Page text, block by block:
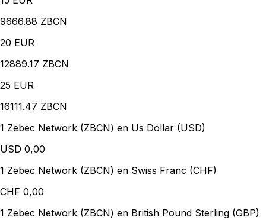
9666.88 ZBCN
20 EUR
12889.17 ZBCN
25 EUR
16111.47 ZBCN
1 Zebec Network (ZBCN) en Us Dollar (USD)
USD 0,00
1 Zebec Network (ZBCN) en Swiss Franc (CHF)
CHF 0,00
1 Zebec Network (ZBCN) en British Pound Sterling (GBP)